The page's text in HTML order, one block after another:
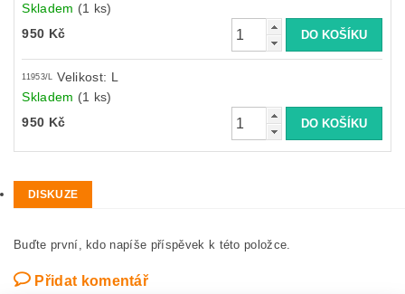
Skladem (1 ks)
950 Kč
11953/L Velikost: L
Skladem (1 ks)
950 Kč
DISKUZE
Buďte první, kdo napíše příspěvek k této položce.
Přidat komentář